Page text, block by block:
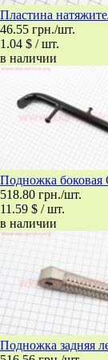
Пластина
46.55 грн./шт.
1.04 $ / шт.
в наличии
Подножка боковая
518.80 грн./шт.
11.59 $ / шт.
в наличии
Подножка задняя